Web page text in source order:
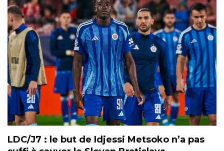
LDC/J7 : le but de Idjessi Metsoko n’a pas